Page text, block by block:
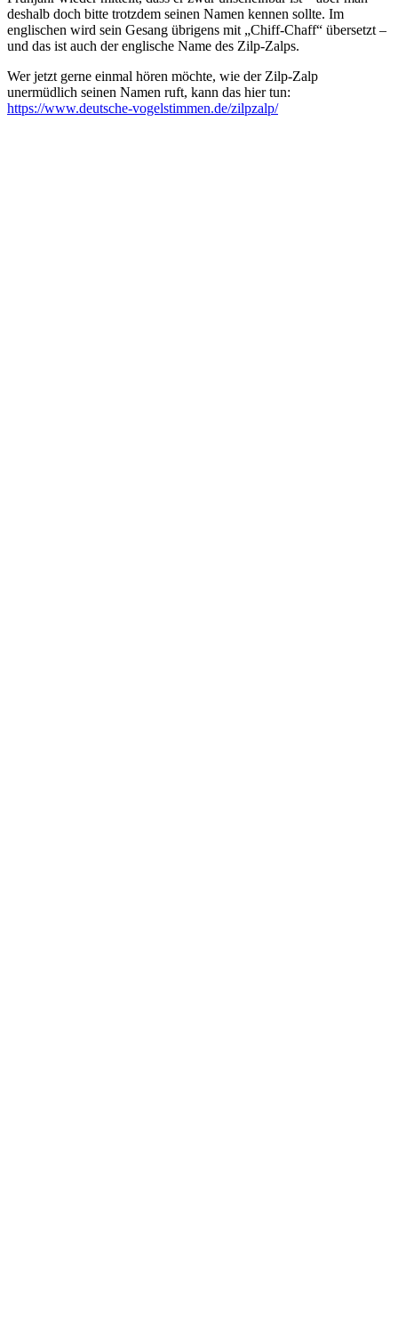
deshalb doch bitte trotzdem seinen Namen kennen sollte. Im
englischen wird sein Gesang übrigens mit „Chiff-Chaff“ übersetzt –
und das ist auch der englische Name des Zilp-Zalps.
Wer jetzt gerne einmal hören möchte, wie der Zilp-Zalp
unermüdlich seinen Namen ruft, kann das hier tun:
https://www.deutsche-vogelstimmen.de/zilpzalp/